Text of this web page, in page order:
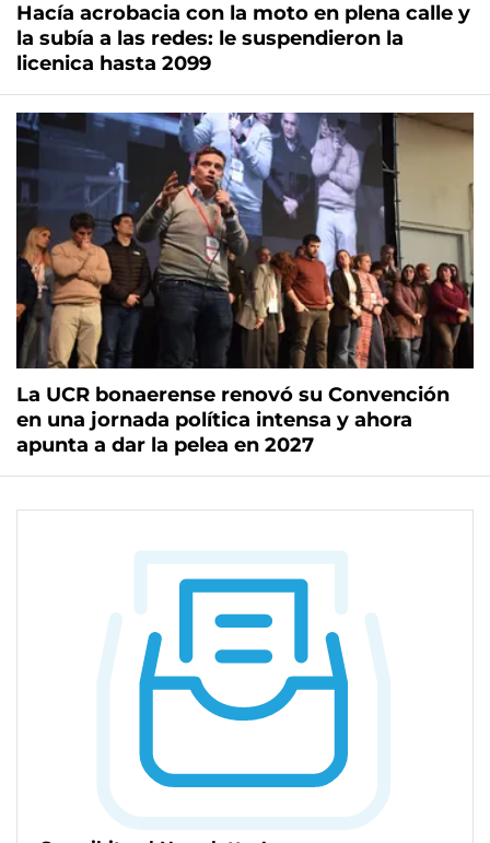
Hacía acrobacia con la moto en plena calle y
la subía a las redes: le suspendieron la
licenica hasta 2099
La UCR bonaerense renovó su Convención
en una jornada política intensa y ahora
apunta a dar la pelea en 2027